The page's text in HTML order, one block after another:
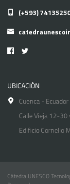
(+593)
UBICACIÓN
Cuenca - Ecuador
Calle Vieja 12-30
Edificio Cornelio
Cátedra UNESCO